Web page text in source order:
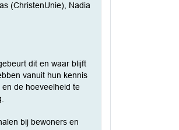
(ChristenUnie), Nadia
dit en waar blijft
vanuit hun kennis
de hoeveelheid te
bij bewoners en